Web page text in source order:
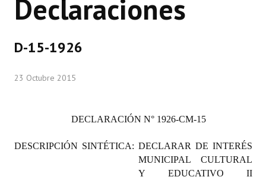
CONCEJO
Declaraciones
D-15-1926
23 Octubre 2015
DECLARACIÓN N° 1926-CM-15
DESCRIPCIÓN SINTÉTICA: DECLARAR DE INTERÉS
MUNICIPAL CULTURAL
Y EDUCATIVO II